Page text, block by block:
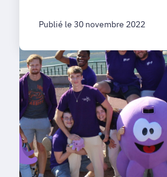
Publié le 30 novembre 2022